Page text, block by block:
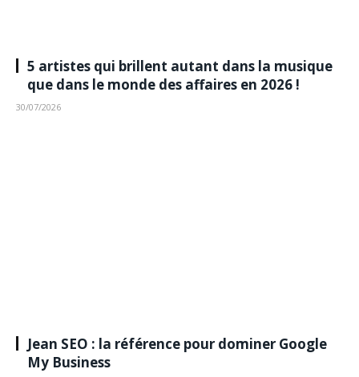
5 artistes qui brillent autant dans la musique
que dans le monde des affaires en 2026 !
30/07/2026
Jean SEO : la référence pour dominer Google
My Business